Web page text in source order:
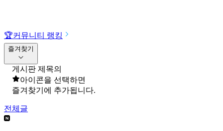
🏆커뮤니티 랭킹
즐겨찾기
게시판 제목의
아이콘을 선택하면
즐겨찾기에 추가됩니다.
전체글